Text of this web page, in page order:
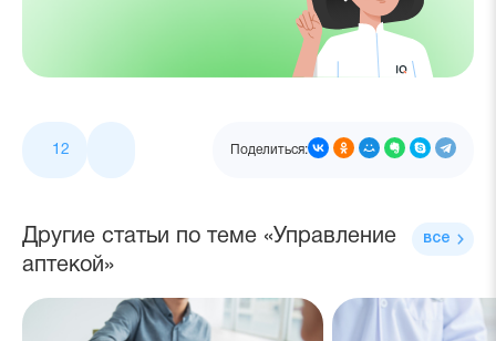
12 Поделиться:
Другие статьи по теме «Управление
аптекой»
все